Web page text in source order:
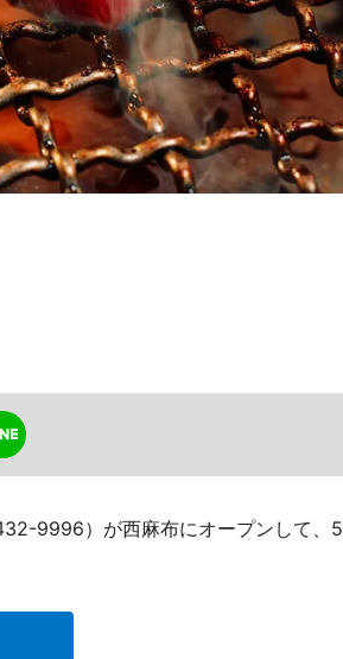
9996）が西麻布にオープンして、5